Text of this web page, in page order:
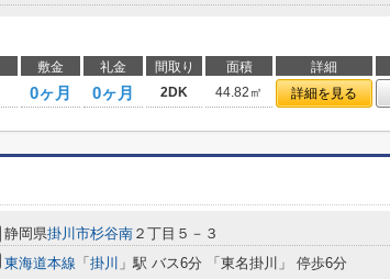
敷金 礼金 間取り 面積 詳細
0ヶ月 0ヶ月 2DK 44.82㎡ 詳細を見る
静岡県掛川市杉谷南 ２丁目５－３
東海道本線 「 掛川 」駅 バス6分 「東名掛川」 停歩6分